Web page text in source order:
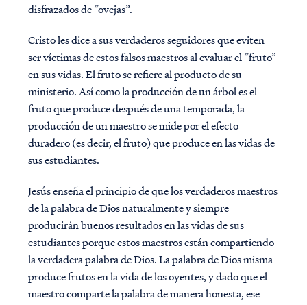
disfrazados de “ovejas”.
Cristo les dice a sus verdaderos seguidores que eviten
ser víctimas de estos falsos maestros al evaluar el “fruto”
en sus vidas. El fruto se refiere al producto de su
ministerio. Así como la producción de un árbol es el
fruto que produce después de una temporada, la
producción de un maestro se mide por el efecto
duradero (es decir, el fruto) que produce en las vidas de
sus estudiantes.
Jesús enseña el principio de que los verdaderos maestros
de la palabra de Dios naturalmente y siempre
producirán buenos resultados en las vidas de sus
estudiantes porque estos maestros están compartiendo
la verdadera palabra de Dios. La palabra de Dios misma
produce frutos en la vida de los oyentes, y dado que el
maestro comparte la palabra de manera honesta, ese